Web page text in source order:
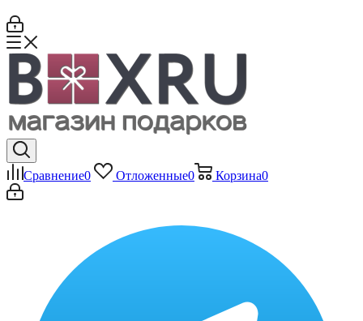
Сравнение0 Отложенные0 Корзина0